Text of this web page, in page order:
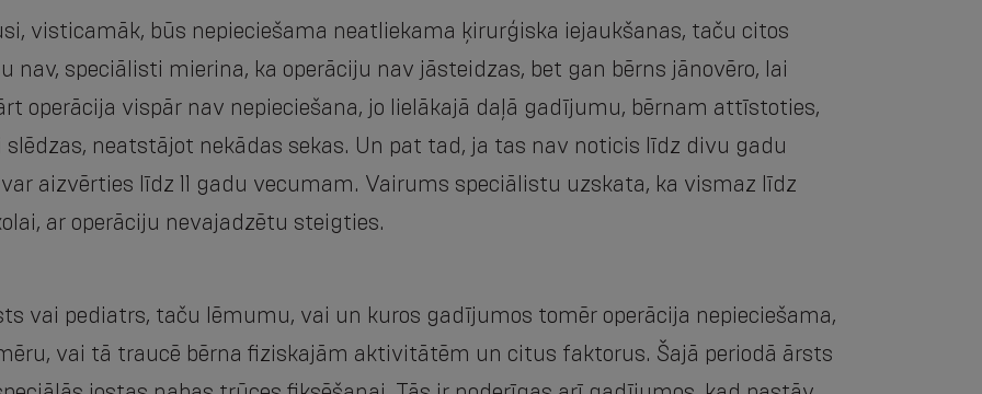
visticamāk, būs nepieciešama neatliekama ķirurģiska iejaukšanas, taču citos
nav, speciālisti mierina, ka operāciju nav jāsteidzas, bet gan bērns jānovēro, lai
operācija vispār nav nepieciešana, jo lielākajā daļā gadījumu, bērnam attīstoties,
neatstājot nekādas sekas. Un pat tad, ja tas nav noticis līdz divu gadu
aizvērties līdz 11 gadu vecumam. Vairums speciālistu uzskata, ka vismaz līdz
ar operāciju nevajadzētu steigties.
vai pediatrs, taču lēmumu, vai un kuros gadījumos tomēr operācija nepieciešama,
vai tā traucē bērna fiziskajām aktivitātēm un citus faktorus. Šajā periodā ārsts